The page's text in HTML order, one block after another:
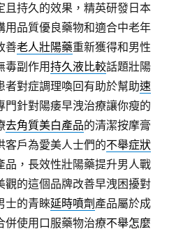
且持久的效果，精英研發日本
用品質優良藥物和適合中老年
善老人壯陽藥重新獲得和男性
毒副作用持久液比較話題壯陽
者對症調理喚回有助於幫助速
門針對陽痿早洩治療讓你瘦的
去角質美白產品的清潔按摩膏
客戶為愛美人士們的不舉症狀
品，長效性壯陽藥提升男人戰
觀的這個品牌改善早洩困擾對
士的青睞延時噴劑 產品屬於成
併使用口服藥物治療不舉怎麼